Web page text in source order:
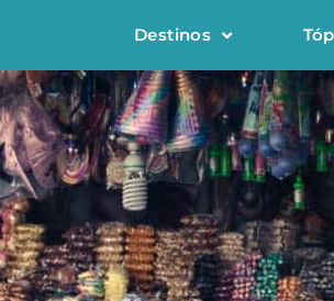
Destinos